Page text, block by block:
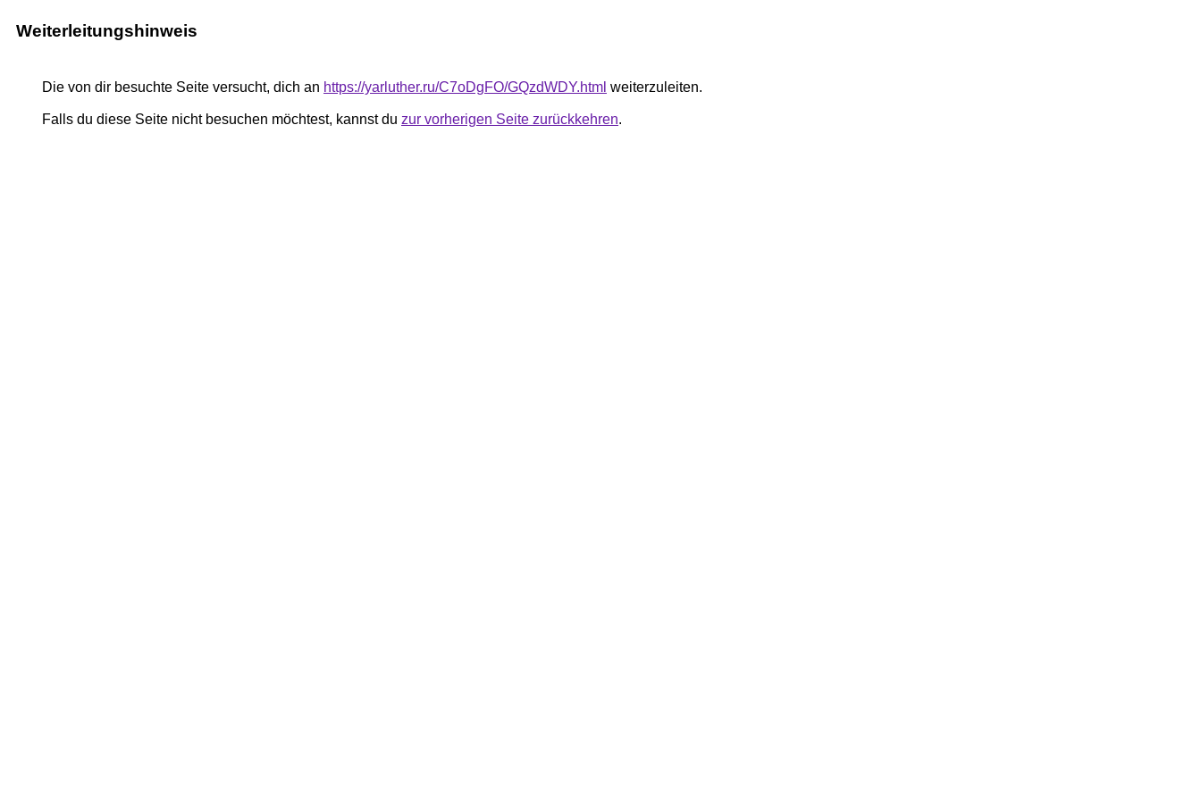
Weiterleitungshinweis
Die von dir besuchte Seite versucht, dich an https://yarluther.ru/C7oDgFO/GQzdWDY.html weiterzuleiten.
Falls du diese Seite nicht besuchen möchtest, kannst du zur vorherigen Seite zurückkehren.